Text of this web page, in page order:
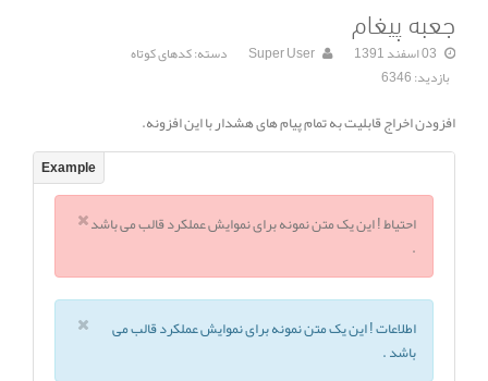
جعبه پیغام
03 اسفند 1391 Super User دسته:کدهای کوتاه
بازدید: 6346
افزودن اخراج قابلیت به تمام پیام های هشدار با این افزونه.
احتیاط !این یک متن نمونه برای نموایش عملکرد قالب می باشد
.
اطلاعات !این یک متن نمونه برای نموایش عملکرد قالب می
باشد .